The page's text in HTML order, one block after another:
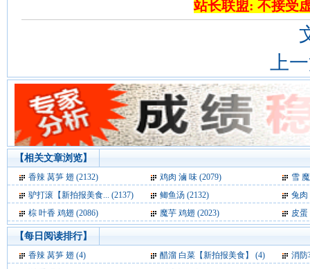
站长联盟: 不接受
上
【相关文章浏览】
香辣 莴笋 翅 (2132) 鸡肉 滷 味 (2079)
雪
驴打滚【新拍报美食... (2137)
鲫鱼汤 (2132)
兔肉
棕 叶香 鸡翅 (2086)
魔芋 鸡翅 (2023) 皮蛋
【每日阅读排行】
香辣 莴笋 翅 (4) 醋溜 白菜【新拍报美食】 (4)
消防车